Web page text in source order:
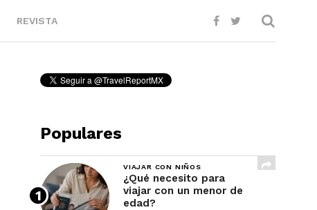
REVISTA
Populares
VIAJAR CON NIÑOS
¿Qué necesito para
viajar con un menor de
edad?